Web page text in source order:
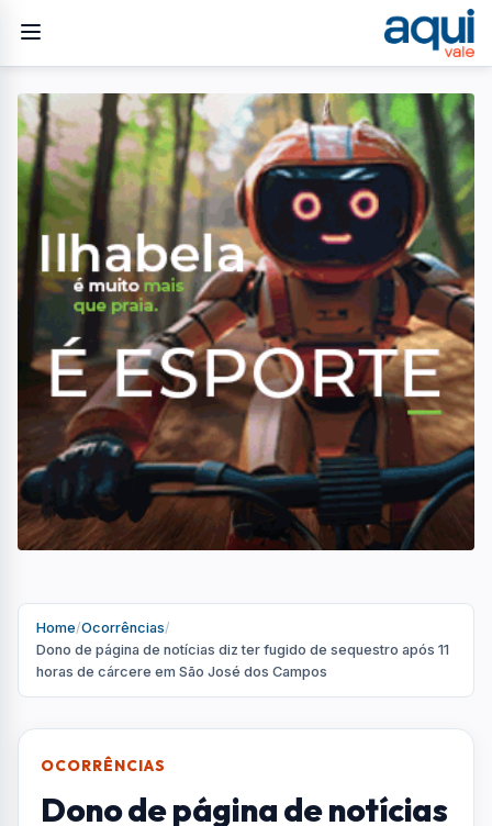
Home/Ocorrências/
Dono de página de notícias diz ter fugido de sequestro após 11
horas de cárcere em São José dos Campos
OCORRÊNCIAS
Dono de página de notícias
diz ter fugido de sequestro
após 11 horas de cárcere
Vítima relatou à Polícia Militar que foi
sequestrada por dois homens, ameaçada de
morte e obrigada a consumir drogas
R PorRedação
Publicado em 17 de junho de 2026